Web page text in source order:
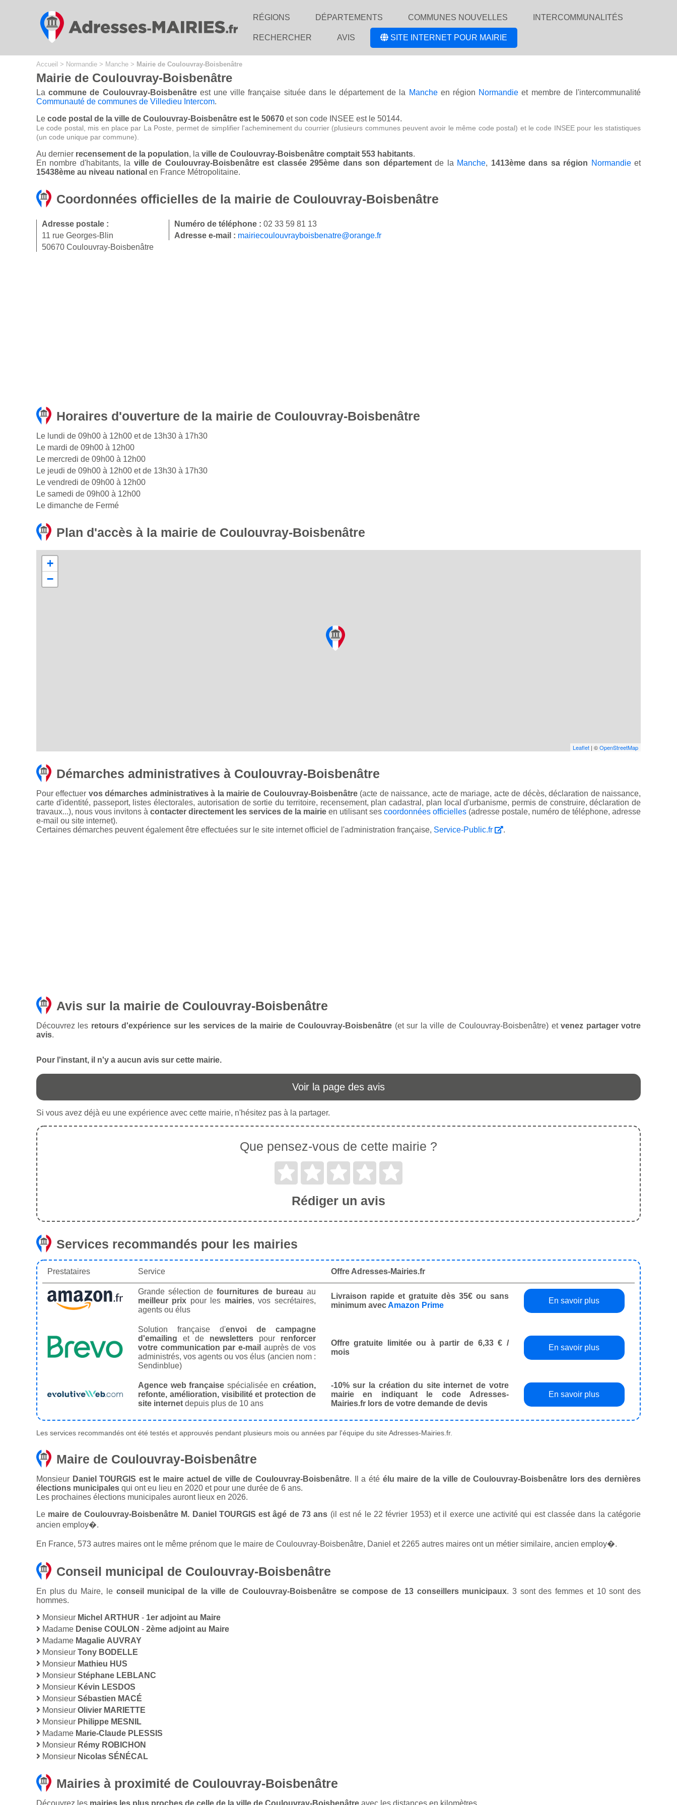
RÉGIONS DÉPARTEMENTS COMMUNES NOUVELLES INTERCOMMUNALITÉS
RECHERCHER AVIS SITE INTERNET POUR MAIRIE
Accueil > Normandie > Manche > Mairie de Coulouvray-Boisbenâtre
Mairie de Coulouvray-Boisbenâtre
Lacommune de Coulouvray-Boisbenâtreest une ville française située dans le département de la Mancheen région Normandie et membre de l'intercommunalité
Communauté de communes de Villedieu Intercom.
Le code postal de la ville de Coulouvray-Boisbenâtre est le 50670 et son code INSEE est le 50144.
Le code postal, mis en place par La Poste, permet de simplifier l'acheminement du courrier (plusieurs communes peuvent avoir le même code postal) et le code INSEE pour les statistiques
(un code unique par commune).
Au dernier recensement de la population, la ville de Coulouvray-Boisbenâtre comptait 553 habitants.
En nombre d'habitants, la ville de Coulouvray-Boisbenâtre est classée 295ème dans son départementde la Manche, 1413ème dans sa région Normandieet
15438ème au niveau national en France Métropolitaine.
Coordonnées officielles de la mairie de Coulouvray-Boisbenâtre
Adresse postale :
11 rue Georges-Blin
50670 Coulouvray-Boisbenâtre
Numéro de téléphone : 02 33 59 81 13
Adresse e-mail : mairiecoulouvrayboisbenatre@orange.fr
Horaires d'ouverture de la mairie de Coulouvray-Boisbenâtre
Le lundi de 09h00 à 12h00 et de 13h30 à 17h30
Le mardi de 09h00 à 12h00
Le mercredi de 09h00 à 12h00
Le jeudi de 09h00 à 12h00 et de 13h30 à 17h30
Le vendredi de 09h00 à 12h00
Le samedi de 09h00 à 12h00
Le dimanche de Fermé
Plan d'accès à la mairie de Coulouvray-Boisbenâtre
+
−
Leaflet | ©OpenStreetMap
Démarches administratives à Coulouvray-Boisbenâtre
Pour effectuer vos démarches administratives à la mairie de Coulouvray-Boisbenâtre(acte de naissance, acte de mariage, acte de décès, déclaration de naissance,
carte d'identité, passeport, listes électorales, autorisation de sortie du territoire, recensement, plan cadastral, plan local d'urbanisme, permis de construire, déclaration de
travaux...), nous vous invitons à contacter directement les services de la mairie en utilisant ses coordonnées officielles (adresse postale, numéro de téléphone, adresse
e-mail ou site internet).
Certaines démarches peuvent également être effectuées sur le site internet officiel de l'administration française, Service-Public.fr .
Avis sur la mairie de Coulouvray-Boisbenâtre
Découvrez les retours d'expérience sur les services de la mairie de Coulouvray-Boisbenâtre (et sur la ville de Coulouvray-Boisbenâtre) etvenez partager votre
avis.
Pour l'instant, il n'y a aucun avis sur cette mairie.
Voir la page des avis
Si vous avez déjà eu une expérience avec cette mairie, n'hésitez pas à la partager.
Que pensez-vous de cette mairie ?
Rédiger un avis
Services recommandés pour les mairies
Prestataires Service Offre Adresses-Mairies.fr
Grande sélection defournitures de bureau au
meilleur prix pour les mairies, vos secrétaires,
agents ou élus
Livraison rapide et gratuite dès 35€ ou sans
minimum avecAmazon Prime
En savoir plus
Solution française d'envoi de campagne
d'emailing et de newsletterspour renforcer
votre communication par e-mail auprès de vos
administrés, vos agents ou vos élus (ancien nom :
Sendinblue)
Offre gratuite limitée ou à partir de 6,33 € /
mois
En savoir plus
Agence web française spécialisée en création,
refonte, amélioration, visibilité et protection de
site internet depuis plus de 10 ans
-10% sur la création du site internet de votre
mairie en indiquant le code Adresses-
Mairies.fr lors de votre demande de devis
En savoir plus
Les services recommandés ont été testés et approuvés pendant plusieurs mois ou années par l'équipe du site Adresses-Mairies.fr.
Maire de Coulouvray-Boisbenâtre
Monsieur Daniel TOURGIS est le maire actuel de ville de Coulouvray-Boisbenâtre. Il a été élu maire de la ville de Coulouvray-Boisbenâtre lors des dernières
élections municipales qui ont eu lieu en 2020 et pour une durée de 6 ans.
Les prochaines élections municipales auront lieux en 2026.
Le maire de Coulouvray-Boisbenâtre M. Daniel TOURGIS est âgé de 73 ans (il est né le 22 février 1953) et il exerce une activité qui est classée dans la catégorie
ancien employ�.
En France, 573 autres maires ont le même prénom que le maire de Coulouvray-Boisbenâtre, Daniel et 2265 autres maires ont un métier similaire, ancien employ�.
Conseil municipal de Coulouvray-Boisbenâtre
En plus du Maire, le conseil municipal de la ville de Coulouvray-Boisbenâtre se compose de 13 conseillers municipaux. 3 sont des femmes et 10 sont des
hommes.
Monsieur Michel ARTHUR - 1er adjoint au Maire
Madame Denise COULON - 2ème adjoint au Maire
Madame Magalie AUVRAY
Monsieur Tony BODELLE
Monsieur Mathieu HUS
Monsieur Stéphane LEBLANC
Monsieur Kévin LESDOS
Monsieur Sébastien MACÉ
Monsieur Olivier MARIETTE
Monsieur Philippe MESNIL
Madame Marie-Claude PLESSIS
Monsieur Rémy ROBICHON
Monsieur Nicolas SÉNÉCAL
Mairies à proximité de Coulouvray-Boisbenâtre
Découvrez les mairies les plus proches de celle de la ville de Coulouvray-Boisbenâtre avec les distances en kilomètres.